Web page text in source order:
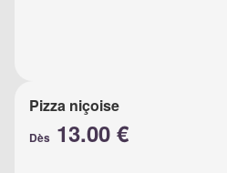
Pizza niçoise
Dès 13.00 €